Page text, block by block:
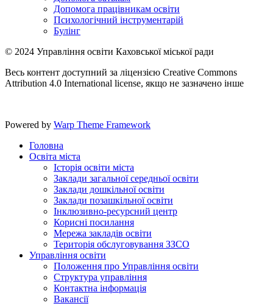
Допомога працівникам освіти
Психологічний інструментарій
Булінг
© 2024 Управління освіти Каховської міської ради
Весь контент доступний за ліцензією Creative Commons
Attribution 4.0 International license, якщо не зазначено інше
Powered by Warp Theme Framework
Головна
Освіта міста
Історія освіти міста
Заклади загальної середньої освіти
Заклади дошкільної освіти
Заклади позашкільної освіти
Інклюзивно-ресурсний центр
Корисні посилання
Мережа закладів освіти
Територія обслуговування ЗЗСО
Управління освіти
Положення про Управління освіти
Структура управління
Контактна інформація
Вакансії